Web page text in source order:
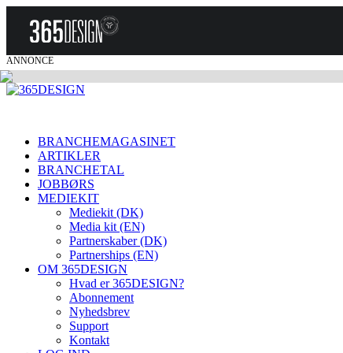
ANNONCE
BRANCHEMAGASINET
ARTIKLER
BRANCHETAL
JOBBØRS
MEDIEKIT
Mediekit (DK)
Media kit (EN)
Partnerskaber (DK)
Partnerships (EN)
OM 365DESIGN
Hvad er 365DESIGN?
Abonnement
Nyhedsbrev
Support
Kontakt